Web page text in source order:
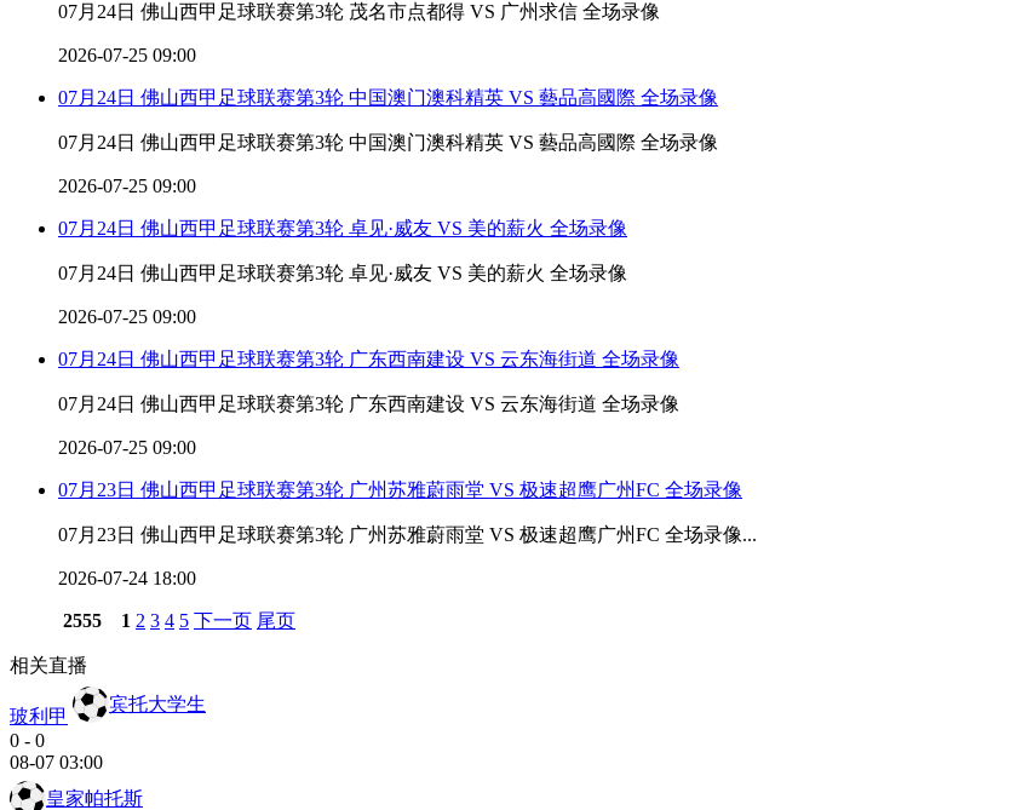
07月24日 佛山西甲足球联赛第3轮 茂名市点都得 VS 广州求信 全场录像
2026-07-25 09:00
07月24日 佛山西甲足球联赛第3轮 中国澳门澳科精英 VS 藝品高國際 全场录像
07月24日 佛山西甲足球联赛第3轮 中国澳门澳科精英 VS 藝品高國際 全场录像
2026-07-25 09:00
07月24日 佛山西甲足球联赛第3轮 卓见·威友 VS 美的薪火 全场录像
07月24日 佛山西甲足球联赛第3轮 卓见·威友 VS 美的薪火 全场录像
2026-07-25 09:00
07月24日 佛山西甲足球联赛第3轮 广东西南建设 VS 云东海街道 全场录像
07月24日 佛山西甲足球联赛第3轮 广东西南建设 VS 云东海街道 全场录像
2026-07-25 09:00
07月23日 佛山西甲足球联赛第3轮 广州苏雅蔚雨堂 VS 极速超鹰广州FC 全场录像
07月23日 佛山西甲足球联赛第3轮 广州苏雅蔚雨堂 VS 极速超鹰广州FC 全场录像...
2026-07-24 18:00
2555 1 2 3 4 5 下一页 尾页
相关直播
玻利甲
宾托大学生
0 - 0
08-07 03:00
皇家帕托斯